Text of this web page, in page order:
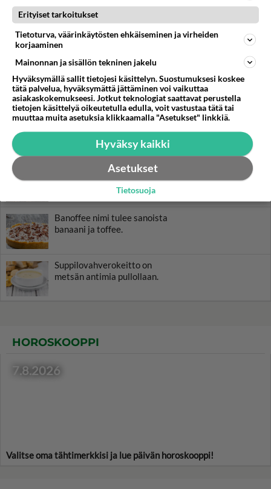
RESEPTIT
Sitruunakakku on
nukkuneena. Pakasta kakku,
niin aina on kahvileipää
yllätysvieraille tai makean
nälkään!
Pestopasta tuo Välimeren
maut lautaselle.
Grillatut kasvisvartaat
ihastuttavat ulkonäöllään ja
Banoffee nimi tulee sanoista
banaani ja toffee.
Suppilovahverokeitto on
metsän antimia pullollaan.
HOROSKOOPPI
7.8.2026
Valitse oma tähtimerkkisi ja lue päivän horoskooppi!
Erityiset tarkoitukset
Tietoturva, väärinkäytösten ehkäiseminen ja virheiden
korjaaminen
Mainonnan ja sisällön tekninen jakelu
Hyväksymällä sallit tietojesi käsittelyn. Suostumuksesi koskee
tätä palvelua, hyväksymättä jättäminen voi vaikuttaa
asiakaskokemukseesi. Jotkut teknologiat saattavat perustella
tietojen käsittelyä oikeutetulla edulla, voit vastustaa tätä tai
muuttaa muita asetuksia klikkaamalla "Asetukset" linkkiä.
Hyväksy kaikki
Asetukset
Tietosuoja